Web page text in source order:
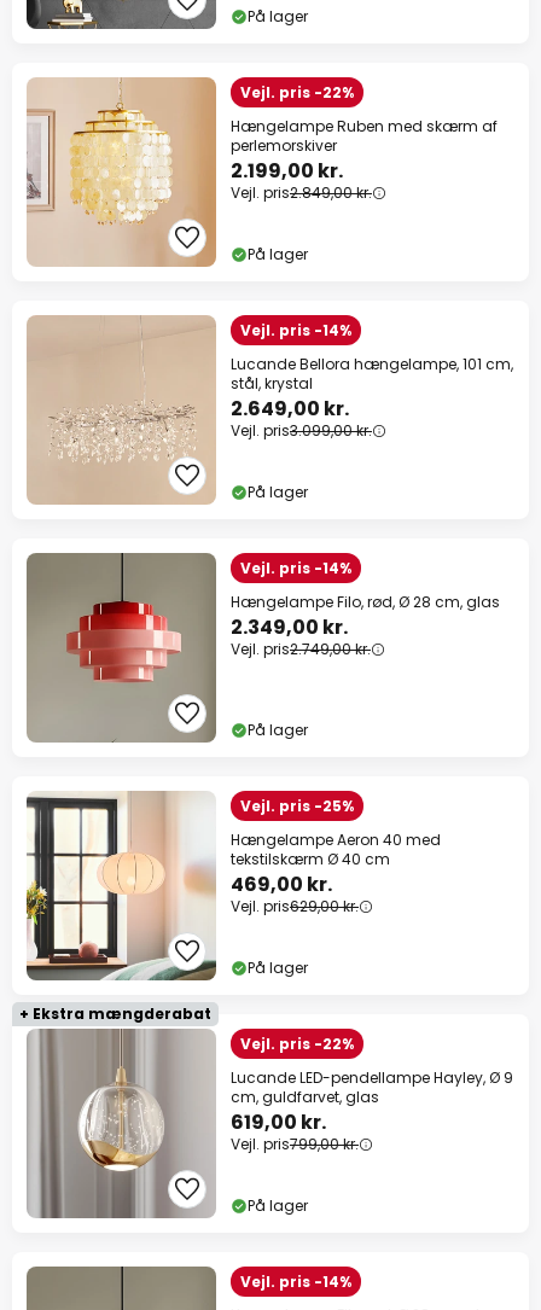
På lager
Vejl. pris -22%
Hængelampe Ruben med skærm af
perlemorskiver
2.199,00 kr.
Vejl. pris2.849,00 kr.
På lager
Vejl. pris -14%
Lucande Bellora hængelampe, 101 cm,
stål, krystal
2.649,00 kr.
Vejl. pris3.099,00 kr.
På lager
Vejl. pris -14%
Hængelampe Filo, rød, Ø 28 cm, glas
2.349,00 kr.
Vejl. pris2.749,00 kr.
På lager
Vejl. pris -25%
Hængelampe Aeron 40 med
tekstilskærm Ø 40 cm
469,00 kr.
Vejl. pris629,00 kr.
På lager
+ Ekstra mængderabat
Vejl. pris -22%
Lucande LED-pendellampe Hayley, Ø 9
cm, guldfarvet, glas
619,00 kr.
Vejl. pris799,00 kr.
På lager
Vejl. pris -14%